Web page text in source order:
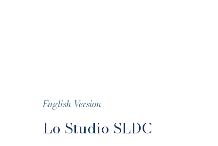
English Version
Lo Studio SLDC